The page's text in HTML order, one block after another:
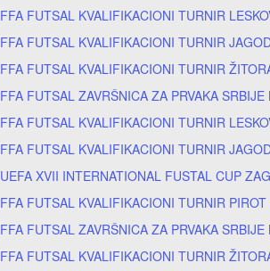
FFA FUTSAL KVALIFIKACIONI TURNIR
FFA FUTSAL KVALIFIKACIONI TURNIR
FFA FUTSAL KVALIFIKACIONI TURNIR
FFA FUTSAL ZAVRŠNICA ZA PRVAKA
FFA FUTSAL KVALIFIKACIONI TURNIR
FFA FUTSAL KVALIFIKACIONI TURNIR
UEFA XVII INTERNATIONAL FUSTAL CUP
FFA FUTSAL KVALIFIKACIONI TURNIR
FFA FUTSAL ZAVRŠNICA ZA PRVAKA
FFA FUTSAL KVALIFIKACIONI TURNIR